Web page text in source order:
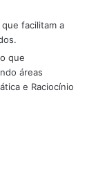
facilitam a
que
áreas
e Raciocínio